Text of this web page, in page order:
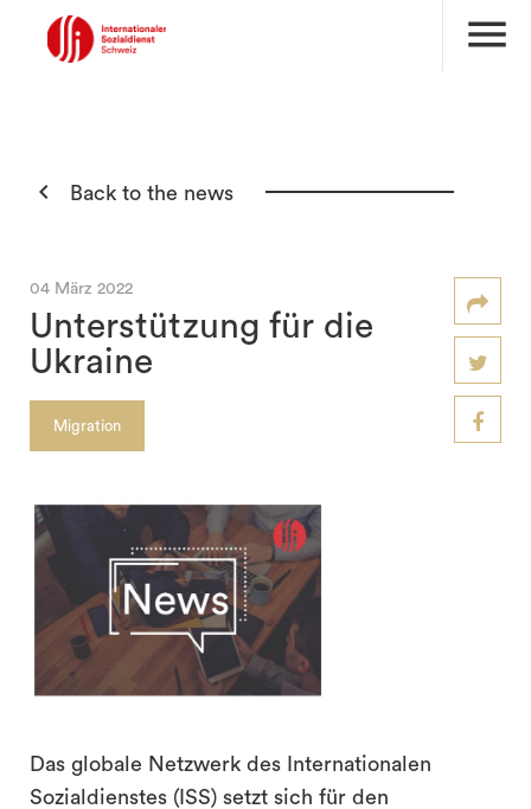
menu
search
 Back to the news
04 März 2022
Unterstützung für die
Ukraine
Migration
Das globale Netzwerk des Internationalen
Sozialdienstes (ISS) setzt sich für den